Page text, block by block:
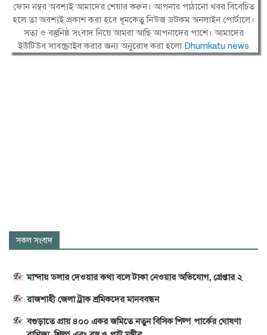
ফোন নম্বর অবশ্যই আমাদের শেয়ার করুন। আপনার পাঠানো খবর বিবেচিত
হলে তা অবশ্যই প্রকাশ করা হবে ধূমকেতু নিউজ ডটকম অনলাইন পোর্টালে।
সত্য ও বস্তুনিষ্ঠ সংবাদ নিয়ে আমরা আছি আপনাদের পাশে। আমাদের
ইউটিউব সাবস্ক্রাইব করার জন্য অনুরোধ করা হলো Dhumkatu news
সকল সংবাদ
মান্দায় ডলার দেওয়ার কথা বলে টাকা নেওয়ার অভিযোগ, গ্রেপ্তার ২
রাজশাহী জেলা ট্রাক শ্রমিকদের মানববন্ধন
বগুড়াতে প্রায় ৪০০ একর জমিতে নতুন বিসিক শিল্প পার্কের ঘোষণা